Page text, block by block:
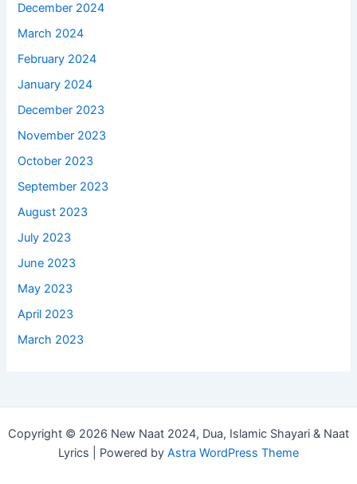
December 2024
March 2024
February 2024
January 2024
December 2023
November 2023
October 2023
September 2023
August 2023
July 2023
June 2023
May 2023
April 2023
March 2023
Copyright © 2026 New Naat 2024, Dua, Islamic Shayari & Naat
Lyrics | Powered by Astra WordPress Theme